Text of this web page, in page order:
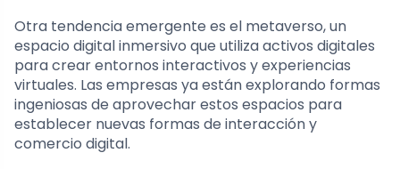
Otra tendencia emergente es el metaverso, un
espacio digital inmersivo que utiliza activos digitales
para crear entornos interactivos y experiencias
virtuales. Las empresas ya están explorando formas
ingeniosas de aprovechar estos espacios para
establecer nuevas formas de interacción y
comercio digital.